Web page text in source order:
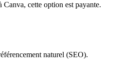
cette option est payante.
naturel (SEO).